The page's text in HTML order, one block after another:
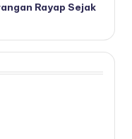
Rayap Sejak